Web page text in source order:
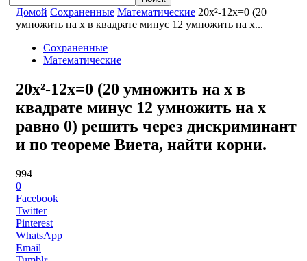
Домой Сохраненные Математические 20x²-12x=0 (20
умножить на x в квадрате минус 12 умножить на x...
Сохраненные
Математические
20x²-12x=0 (20 умножить на x в
квадрате минус 12 умножить на x
равно 0) решить через дискриминант
и по теореме Виета, найти корни.
994
0
Facebook
Twitter
Pinterest
WhatsApp
Email